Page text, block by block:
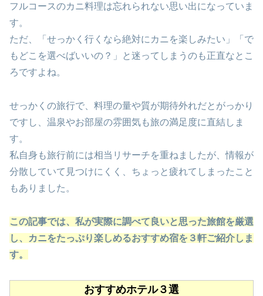
フルコースのカニ料理は忘れられない思い出になっていま
す。
ただ、「せっかく行くなら絶対にカニを楽しみたい」「で
もどこを選べばいいの？」と迷ってしまうのも正直なとこ
ろですよね。
せっかくの旅行で、料理の量や質が期待外れだとがっかり
ですし、温泉やお部屋の雰囲気も旅の満足度に直結しま
す。
私自身も旅行前には相当リサーチを重ねましたが、情報が
分散していて見つけにくく、ちょっと疲れてしまったこと
もありました。
この記事では、私が実際に調べて良いと思った旅館を厳選
し、カニをたっぷり楽しめるおすすめ宿を３軒ご紹介しま
す。
おすすめホテル３選